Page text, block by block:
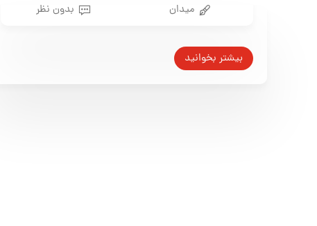
میدان بدون نظر
بیشتر بخوانید